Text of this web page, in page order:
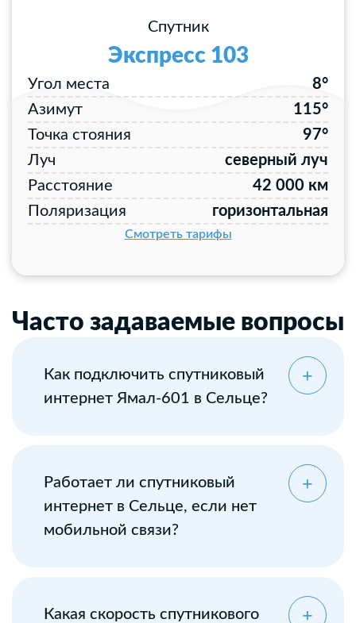
Спутник
Экспресс 103
Угол места
8°
Азимут
115°
Точка стояния
97°
Луч
северный луч
Расстояние
42 000 км
Поляризация
горизонтальная
Смотреть тарифы
Часто задаваемые вопросы
Как подключить спутниковый
интернет Ямал-601 в Сельце?
Работает ли спутниковый
интернет в Сельце, если нет
мобильной связи?
Какая скорость спутникового